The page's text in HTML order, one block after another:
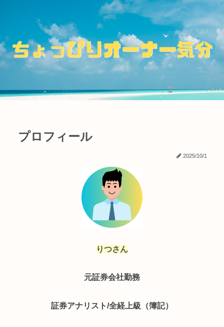
プロフィール
2025/10/1
りつさん
元証券会社勤務
証券アナリスト/全経上級（簿記）